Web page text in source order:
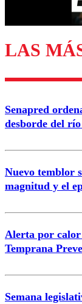
LAS
Senapred
desborde del
Nuevo temblor
magnitud y el
Alerta por
Temprana
Semana